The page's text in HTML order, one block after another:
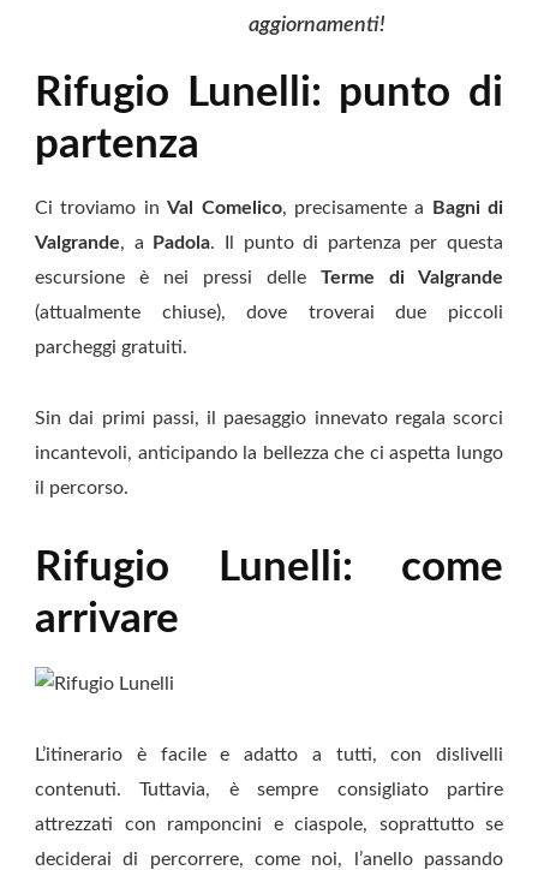
aggiornamenti!
Rifugio Lunelli: punto di
partenza
Ci troviamo inVal Comelico, precisamente a
Bagni di
Valgrande, a Padola. Il punto di partenza per questa
escursione è nei pressi delle Terme di Valgrande
(attualmente chiuse), dove troverai due piccoli
parcheggi gratuiti.
Sin dai primi passi, il paesaggio innevato regala scorci
incantevoli, anticipando la bellezza che ci aspetta lungo
il percorso.
Rifugio Lunelli: come
arrivare
L’itinerario è facile e adatto a tutti, con dislivelli
contenuti. Tuttavia, è sempre consigliato partire
attrezzati con ramponcini e ciaspole, soprattutto se
deciderai di percorrere, come noi, l’anello passando